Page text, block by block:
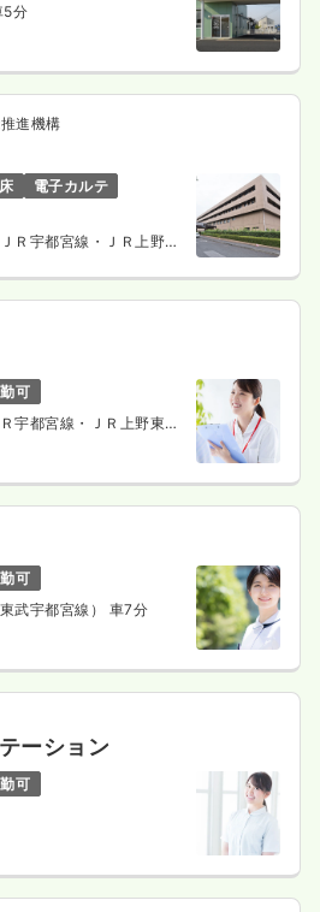
5分
進機構
電子カルテ
Ｒ宇都宮線・ＪＲ上野東
可
宇都宮線・ＪＲ上野東京
可
武宇都宮線） 車7分
ーション
可